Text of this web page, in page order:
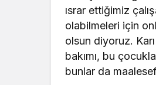
ısrar ettiğimiz
olabilmeleri için
olsun diyoruz.
bakımı, bu
bunlar da